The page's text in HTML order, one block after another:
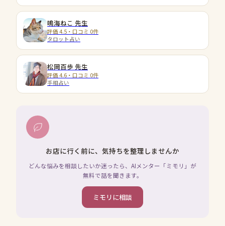
鳴海ねこ 先生
評価 4.5・口コミ 0件
タロット占い
松岡百歩 先生
評価 4.6・口コミ 0件
手相占い
お店に行く前に、気持ちを整理しませんか
どんな悩みを相談したいか迷ったら、AIメンター「ミモリ」が
無料で話を聞きます。
ミモリに相談